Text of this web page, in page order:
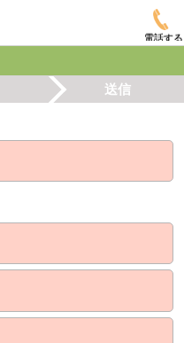
電話する
送信